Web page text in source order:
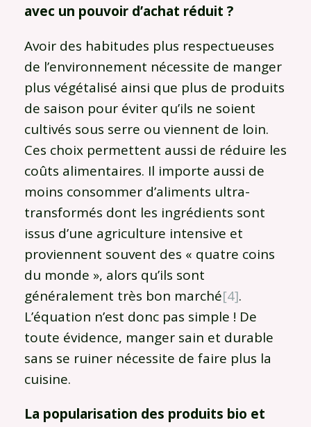
avec un pouvoir d’achat réduit ?
Avoir des habitudes plus respectueuses
de l’environnement nécessite de manger
plus végétalisé ainsi que plus de produits
de saison pour éviter qu’ils ne soient
cultivés sous serre ou viennent de loin.
Ces choix permettent aussi de réduire les
coûts alimentaires. Il importe aussi de
moins consommer d’aliments ultra-
transformés dont les ingrédients sont
issus d’une agriculture intensive et
proviennent souvent des « quatre coins
du monde », alors qu’ils sont
généralement très bon marché[4].
L’équation n’est donc pas simple ! De
toute évidence, manger sain et durable
sans se ruiner nécessite de faire plus la
cuisine.
La popularisation des produits bio et